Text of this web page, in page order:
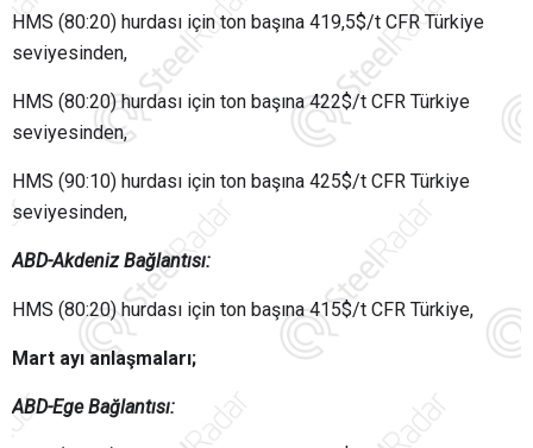
HMS (80:20) hurdası için ton başına 419,5$/t CFR Türkiye
seviyesinden,
HMS (80:20) hurdası için ton başına 422$/t CFR Türkiye
seviyesinden,
HMS (90:10) hurdası için ton başına 425$/t CFR Türkiye
seviyesinden,
ABD-Akdeniz Bağlantısı:
HMS (80:20) hurdası için ton başına 415$/t CFR Türkiye,
Mart ayı anlaşmaları;
ABD-Ege Bağlantısı: